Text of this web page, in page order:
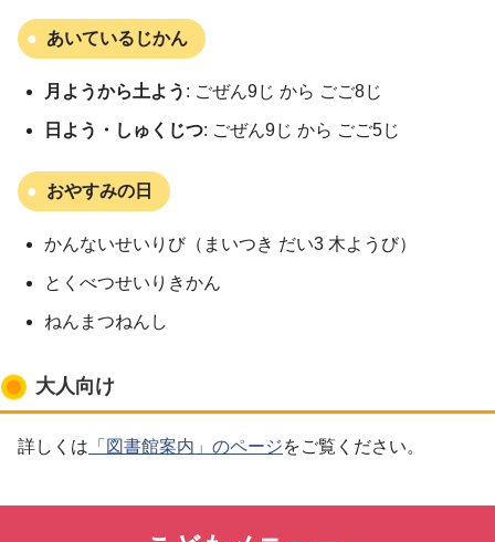
あいているじかん
月ようから土よう : ごぜん9じ から ごご8じ
日よう・しゅくじつ: ごぜん9じ から ごご5じ
おやすみの日
かんないせいりび（まいつき だい3 木ようび）
とくべつせいりきかん
ねんまつねんし
大人向け
詳しくは 「図書館案内」のページをご覧ください。